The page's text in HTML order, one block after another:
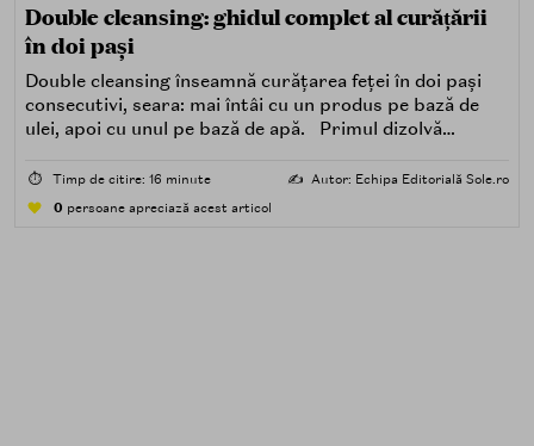
Double cleansing: ghidul complet al curățării
în doi pași
Double cleansing înseamnă curățarea feței în doi pași
consecutivi, seara: mai întâi cu un produs pe bază de
ulei, apoi cu unul pe bază de apă. Primul dizolvă
poluare. Al doilea îndepărtează impuritățile solubile în
⏱️ Timp de citire: 16 minute ✍️ Autor: Echipa Editorială Sole.ro
0 persoane apreciază acest articol